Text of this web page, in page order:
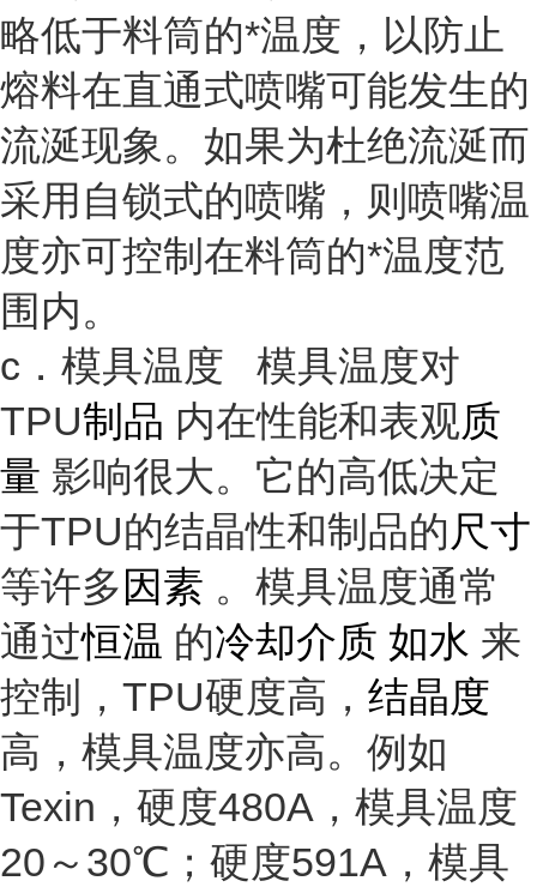
略低于料筒的*温度，以防止
熔料在直通式喷嘴可能发生的
流涎现象。如果为杜绝流涎而
采用自锁式的喷嘴，则喷嘴温
度亦可控制在料筒的*温度范
围内。
c．模具温度 模具温度对
TPU制品 内在性能和表观质
量 影响很大。它的高低决定
于TPU的结晶性和制品的 尺寸
等许多 因素 。模具温度通常
通过恒温 的冷却介质 如水 来
控制，TPU硬度高， 结晶度
高，模具温度亦高。例如
Texin，硬度480A，模具温度
20～30℃；硬度591A，模具